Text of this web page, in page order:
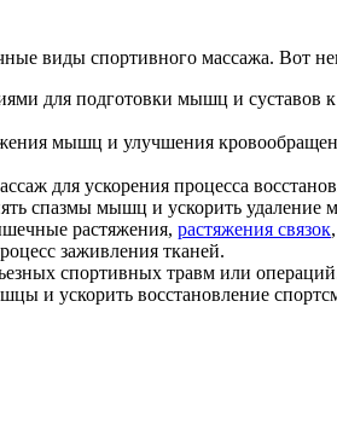
виды спортивного массажа. Вот
для подготовки мышц и
мышц и улучшения
для ускорения процесса
спазмы мышц и ускорить удаление
растяжения, растяжения связок
заживления тканей.
спортивных травм или
и ускорить восстановление